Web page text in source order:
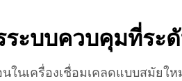
ะบบควบคุมที่ระ
ในเครื่องเชื่อมเคลดแบบสมัยให